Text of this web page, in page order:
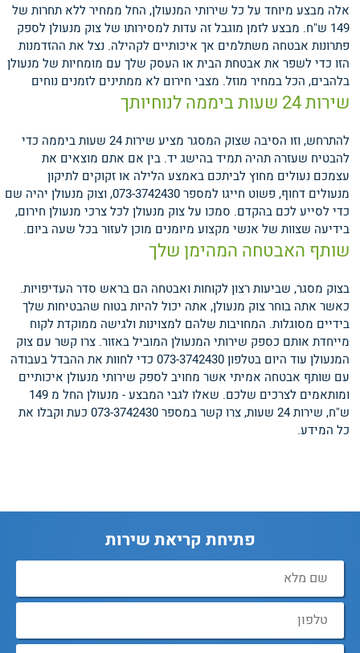
אלה מבצע מיוחד על כל שירותי המנעולן, החל ממחיר ללא תחרות של
149 ש"ח. מבצע לזמן מוגבל זה עדות למסירותו של צוק מנעולן לספק
פתרונות אבטחה משתלמים אך איכותיים לקהילה. נצל את ההזדמנות
הזו כדי לשפר את אבטחת הבית או העסק שלך עם מומחיות של מנעולן
בלהבים, הכל במחיר מוזל.
שירות 24 שעות ביממה לנוחיותך
מצבי חירום לא ממתינים לזמנים נוחים
להתרחש, וזו הסיבה שצוק המסגר מציע שירות 24 שעות ביממה כדי
להבטיח שעזרה תהיה תמיד בהישג יד. בין אם אתם מוצאים את
עצמכם נעולים מחוץ לביתכם באמצע הלילה או זקוקים לתיקון
מנעולים דחוף, פשוט חייגו למספר 073-3742430, וצוק מנעולן יהיה שם
כדי לסייע לכם בהקדם. סמכו על צוק מנעולן לכל צרכי מנעולן חירום,
בידיעה שצוות של אנשי מקצוע מיומנים מוכן לעזור בכל שעה ביום.
שותף האבטחה המהימן שלך
בצוק מסגר, שביעות רצון לקוחות ואבטחה הם בראש סדר העדיפויות.
כאשר אתה בוחר צוק מנעולן, אתה יכול להיות בטוח שהבטיחות שלך
בידיים מסוגלות. המחויבות שלהם למצוינות ולגישה ממוקדת לקוח
מייחדת אותם כספק שירותי המנעולן המוביל באזור. צרו קשר עם צוק
המנעולן עוד היום בטלפון 073-3742430 כדי לחוות את ההבדל בעבודה
עם שותף אבטחה אמיתי אשר מחויב לספק שירותי מנעולן איכותיים
ומותאמים לצרכים שלכם. שאלו לגבי המבצע - מנעולן החל מ 149
ש"ח, שירות 24 שעות, צרו קשר במספר 073-3742430 כעת וקבלו את
כל המידע.
פתיחת קריאת שירות